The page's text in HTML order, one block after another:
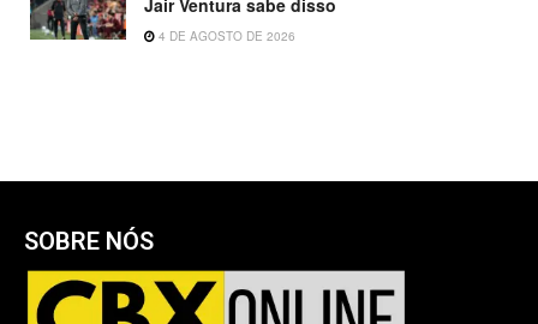
4 DE AGOSTO DE 2026
SOBRE NÓS